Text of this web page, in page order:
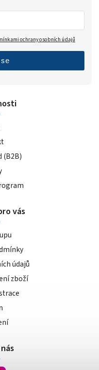
(B2B)
vás
údajů
zboží
ochrany osobních údajů